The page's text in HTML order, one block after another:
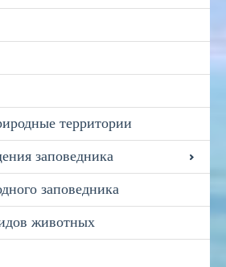
территории
заповедника
заповедника
животных